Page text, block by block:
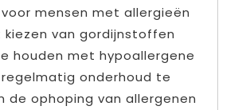
mensen met allergieën
kiezen van gordijnstoffen
houden met hypoallergene
onderhoud te
de ophoping van allergenen